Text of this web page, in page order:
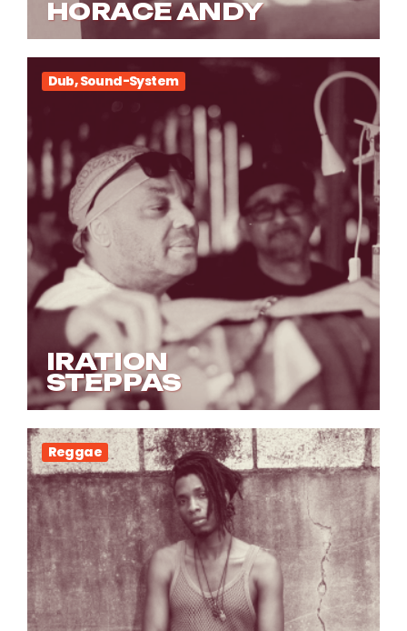
HORACE ANDY
Dub, Sound-System
IRATION
STEPPAS
Reggae